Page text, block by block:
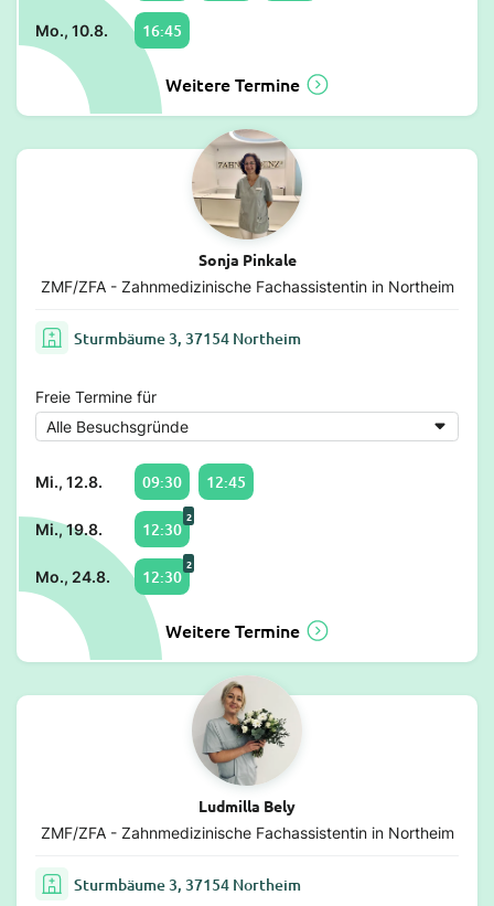
Mo., 10.8. 16:45
Weitere Termine
Sonja Pinkale
ZMF/ZFA - Zahnmedizinische Fachassistentin in Northeim
Sturmbäume 3, 37154 Northeim
Freie Termine für
Mi., 12.8. 09:30 12:45
Mi., 19.8. 12:30
2
Mo., 24.8. 12:30
2
Weitere Termine
Ludmilla Bely
ZMF/ZFA - Zahnmedizinische Fachassistentin in Northeim
Sturmbäume 3, 37154 Northeim